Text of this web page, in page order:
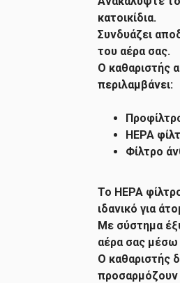
κατοικίδια.
Συνδυάζει
του αέρα σας.
Ο καθαριστής
περιλαμβάνει:
HEPA
Φίλτρο
Το HEPA
ιδανικό για
Με σύστημα
αέρα σας μέσω
Ο καθαριστής
προσαρμόζουν